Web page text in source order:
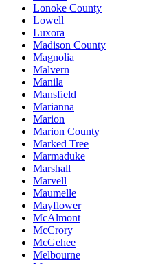
Lonoke County
Lowell
Luxora
Madison County
Magnolia
Malvern
Manila
Mansfield
Marianna
Marion
Marion County
Marked Tree
Marmaduke
Marshall
Marvell
Maumelle
Mayflower
McAlmont
McCrory
McGehee
Melbourne